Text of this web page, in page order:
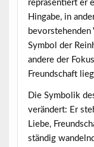
repräsentiert er
Hingabe, in
bevorstehenden
Symbol der
andere der
Freundschaft
Die Symbolik
verändert: Er
Liebe,
ständig